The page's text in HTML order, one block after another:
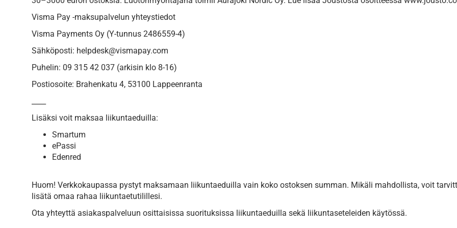
Visma Pay -maksupalvelun yhteystiedot
Visma Payments Oy (Y-tunnus 2486559-4)
Sähköposti: helpdesk@vismapay.com
Puhelin: 09 315 42 037 (arkisin klo 8-16)
Postiosoite: Brahenkatu 4, 53100 Lappeenranta
Lisäksi voit maksaa liikuntaeduilla:
Smartum
ePassi
Edenred
Huom! Verkkokaupassa pystyt maksamaan liikuntaeduilla vain koko ostoksen summan. Mikäli mahdollista, voit
lisätä omaa rahaa liikuntaetutilillesi.
Ota yhteyttä asiakaspalveluun osittaisissa suorituksissa liikuntaeduilla sekä liikuntaseteleiden käytössä.